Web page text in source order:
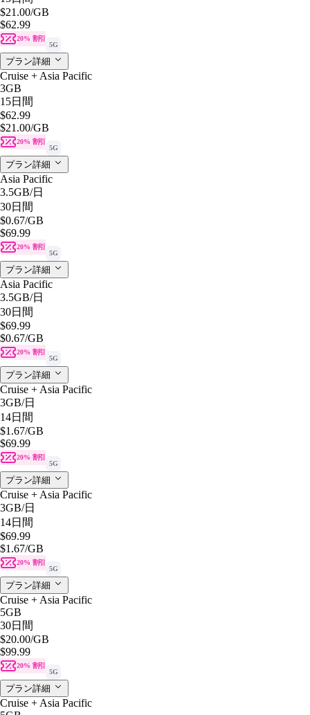
$21.00/GB
$62.99
20% 割引
5G
プラン詳細
Cruise + Asia Pacific
3GB
15日間
$62.99
$21.00/GB
20% 割引
5G
プラン詳細
Asia Pacific
3.5GB/日
30日間
$0.67/GB
$69.99
20% 割引
5G
プラン詳細
Asia Pacific
3.5GB/日
30日間
$69.99
$0.67/GB
20% 割引
5G
プラン詳細
Cruise + Asia Pacific
3GB/日
14日間
$1.67/GB
$69.99
20% 割引
5G
プラン詳細
Cruise + Asia Pacific
3GB/日
14日間
$69.99
$1.67/GB
20% 割引
5G
プラン詳細
Cruise + Asia Pacific
5GB
30日間
$20.00/GB
$99.99
20% 割引
5G
プラン詳細
Cruise + Asia Pacific